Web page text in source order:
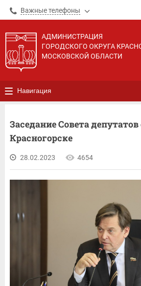
Важные телефоны
АДМИНИСТРАЦИЯ
ГОРОДСКОГО ОКРУГА
МОСКОВСКОЙ ОБЛАСТИ
Навигация
Заседание Совета
Красногорске
28.02.2023 4654